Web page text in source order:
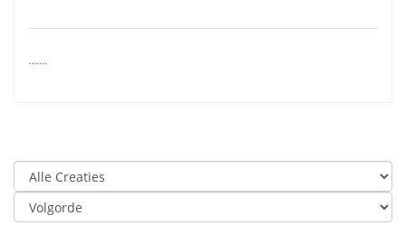
.......